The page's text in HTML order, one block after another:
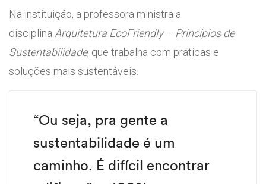
Na instituição, a professora ministra a
disciplina Arquitetura EcoFriendly – Princípios de
Sustentabilidade, que trabalha com práticas e
soluções mais sustentáveis.
“Ou seja, pra gente a
sustentabilidade é um
caminho. É difícil encontrar